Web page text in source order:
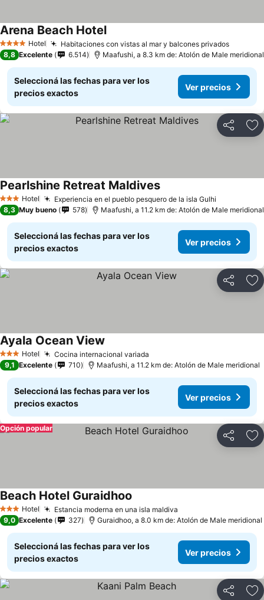
4 EstrellasHotel Habitaciones con vistas al mar y balcones privados
Arena Beach Hotel
8,8 Excelente 6.514 Maafushi, a 8.3 km de: Atolón de Male meridional
Seleccioná las fechas para ver los
precios exactos
Ver precios
Compartir
3 Estrellas
Hotel Experiencia en el pueblo pesquero de la isla Gulhi
Pearlshine Retreat Maldives
8,3 Muy bueno 578 Maafushi, a 11.2 km de: Atolón de Male meridional
Seleccioná las fechas para ver los
precios exactos
Ver precios
Compartir
3 Estrellas
Hotel Cocina internacional variada
Ayala Ocean View
9,1 Excelente 710 Maafushi, a 11.2 km de: Atolón de Male meridional
Seleccioná las fechas para ver los
precios exactos
Ver precios
Compartir
Opción popular
3 Estrellas
Hotel Estancia moderna en una isla maldiva
Beach Hotel Guraidhoo
9,0 Excelente 327 Guraidhoo, a 8.0 km de: Atolón de Male meridional
Seleccioná las fechas para ver los
precios exactos
Ver precios
Compartir